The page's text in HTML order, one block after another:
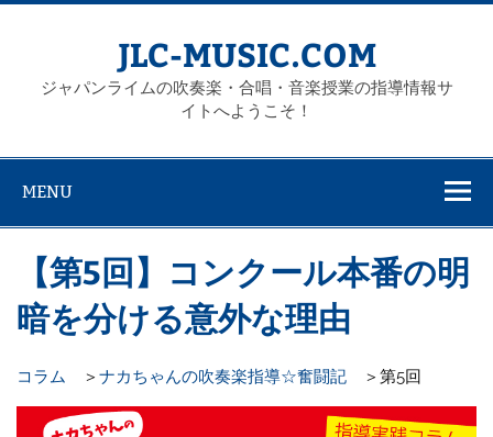
Skip
JLC-MUSIC.COM
ジャパンライムの吹奏楽・合唱・音楽授業の指導情報サ
イトへようこそ！
MENU
【第5回】コンクール本番の明
暗を分ける意外な理由
コラム ＞ナカちゃんの吹奏楽指導☆奮闘記 ＞第5回